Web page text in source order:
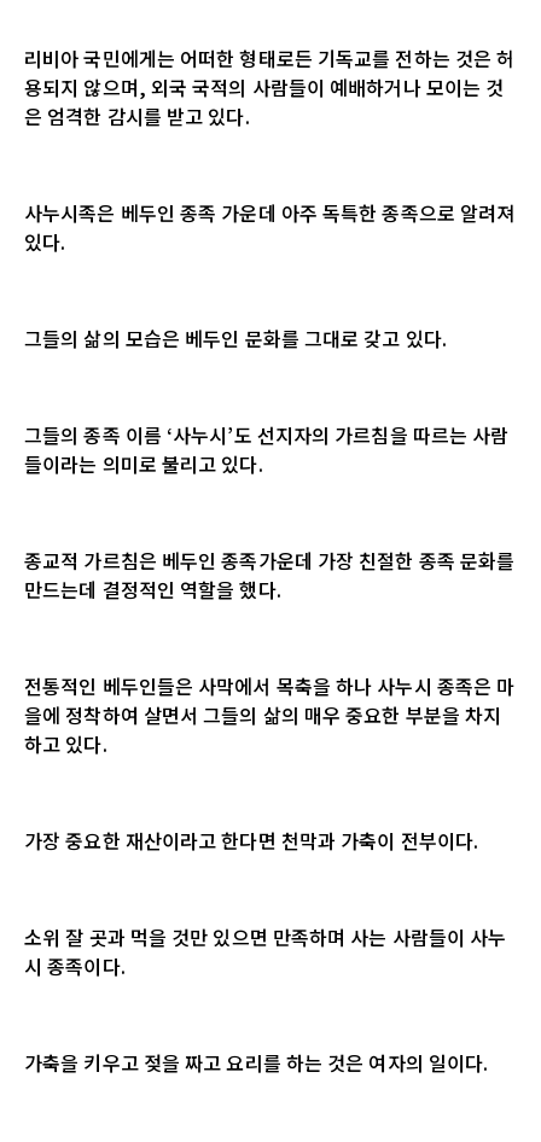
리비아 국민에게는 어떠한 형태로든 기독교를 전하는 것은 허
용되지 않으며, 외국 국적의 사람들이 예배하거나 모이는 것
은 엄격한 감시를 받고 있다.
사누시족은 베두인 종족 가운데 아주 독특한 종족으로 알려져
있다.
그들의 삶의 모습은 베두인 문화를 그대로 갖고 있다.
그들의 종족 이름 ‘사누시’도 선지자의 가르침을 따르는 사람
들이라는 의미로 불리고 있다.
종교적 가르침은 베두인 종족가운데 가장 친절한 종족 문화를
만드는데 결정적인 역할을 했다.
전통적인 베두인들은 사막에서 목축을 하나 사누시 종족은 마
을에 정착하여 살면서 그들의 삶의 매우 중요한 부분을 차지
하고 있다.
가장 중요한 재산이라고 한다면 천막과 가축이 전부이다.
소위 잘 곳과 먹을 것만 있으면 만족하며 사는 사람들이 사누
시 종족이다.
가축을 키우고 젖을 짜고 요리를 하는 것은 여자의 일이다.